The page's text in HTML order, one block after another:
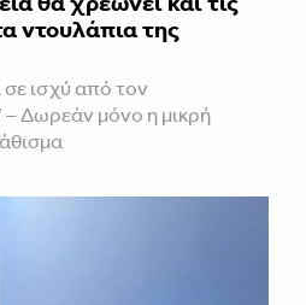
ντουλάπια της
σε ισχύ από τον
Δωρεάν μόνο η μικρή